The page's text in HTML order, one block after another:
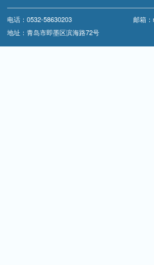
电话：0532-58630203
邮箱
地址：青岛市即墨区滨海路72号